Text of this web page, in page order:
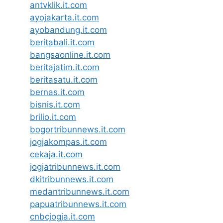
antvklik.it.com
ayojakarta.it.com
ayobandung.it.com
beritabali.it.com
bangsaonline.it.com
beritajatim.it.com
beritasatu.it.com
bernas.it.com
bisnis.it.com
brilio.it.com
bogortribunnews.it.com
jogjakompas.it.com
cekaja.it.com
jogjatribunnews.it.com
dkitribunnews.it.com
medantribunnews.it.com
papuatribunnews.it.com
cnbcjogja.it.com